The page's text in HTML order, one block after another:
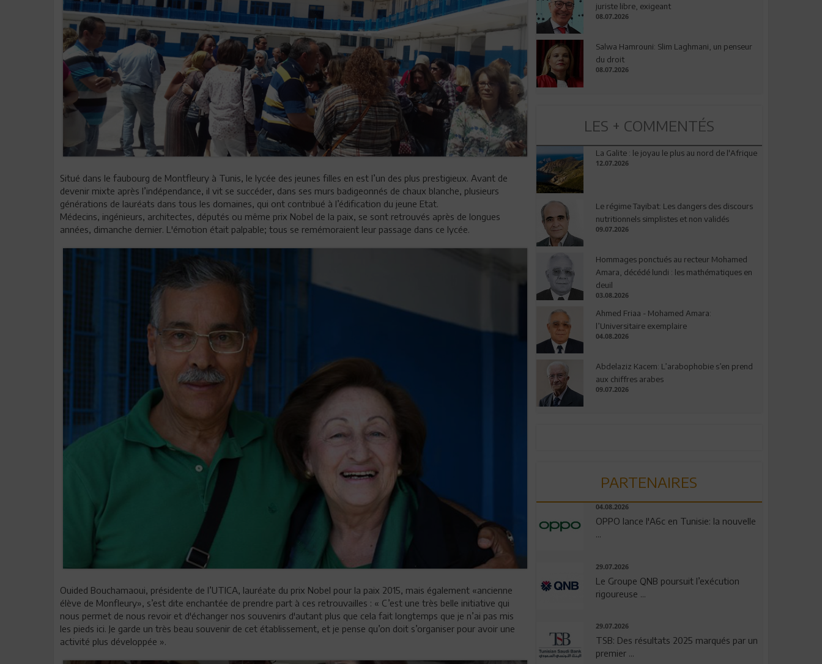
Situé dans le faubourg de Montfleury à Tunis, le lycée des jeunes filles en est l’un des plus prestigieux. Avant de
devenir mixte après l’indépendance, il vit se succéder, dans ses murs badigeonnés de chaux blanche, plusieurs
générations de lauréats dans tous les domaines, qui ont contribué à l’édification du jeune Etat.
Médecins, ingénieurs, architectes, députés ou même prix Nobel de la paix, se sont retrouvés après de longues
années, dimanche dernier. L'émotion était palpable; tous se remémoraient leur passage dans ce lycée.
Ouided Bouchamaoui, présidente de l’UTICA, lauréate du prix Nobel pour la paix 2015, mais également «ancienne
élève de Monfleury», s’est dite enchantée de prendre part à ces retrouvailles : « C’est une très belle initiative qui
nous permet de nous revoir et d'échanger nos souvenirs d'autant plus que cela fait longtemps que je n’ai pas mis
les pieds ici. Je garde un très beau souvenir de cet établissement, et je pense qu’on doit s’organiser pour avoir une
activité plus développée ».
juriste libre, exigeant
08.07.2026
Salwa Hamrouni: Slim Laghmani, un penseur
du droit
08.07.2026
LES + COMMENTÉS
La Galite : le joyau le plus au nord de l'Afrique
12.07.2026
Le régime Tayibat: Les dangers des discours
nutritionnels simplistes et non validés
09.07.2026
Hommages ponctués au recteur Mohamed
Amara, décédé lundi : les mathématiques en
deuil
03.08.2026
Ahmed Friaa - Mohamed Amara:
l’Universitaire exemplaire
04.08.2026
Abdelaziz Kacem: L’arabophobie s’en prend
aux chiffres arabes
09.07.2026
PARTENAIRES
04.08.2026
OPPO lance l'A6c en Tunisie: la nouvelle
...
29.07.2026
Le Groupe QNB poursuit l’exécution
rigoureuse ...
29.07.2026
TSB: Des résultats 2025 marqués par un
premier ...